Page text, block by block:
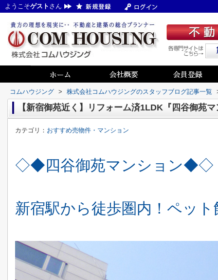
ようこそゲスト さん
コムハウジング > 株式会社コムハウジングのスタッフブログ記事一覧
【新宿御苑近く】リフォーム済1LDK『四谷御苑
カテゴリ： おすすめ売物件・マンション
◇◆四谷御苑マンション◆◇
新宿駅から徒歩圏内！ペット